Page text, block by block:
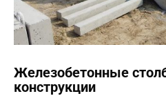
Железобетонные
конструкции